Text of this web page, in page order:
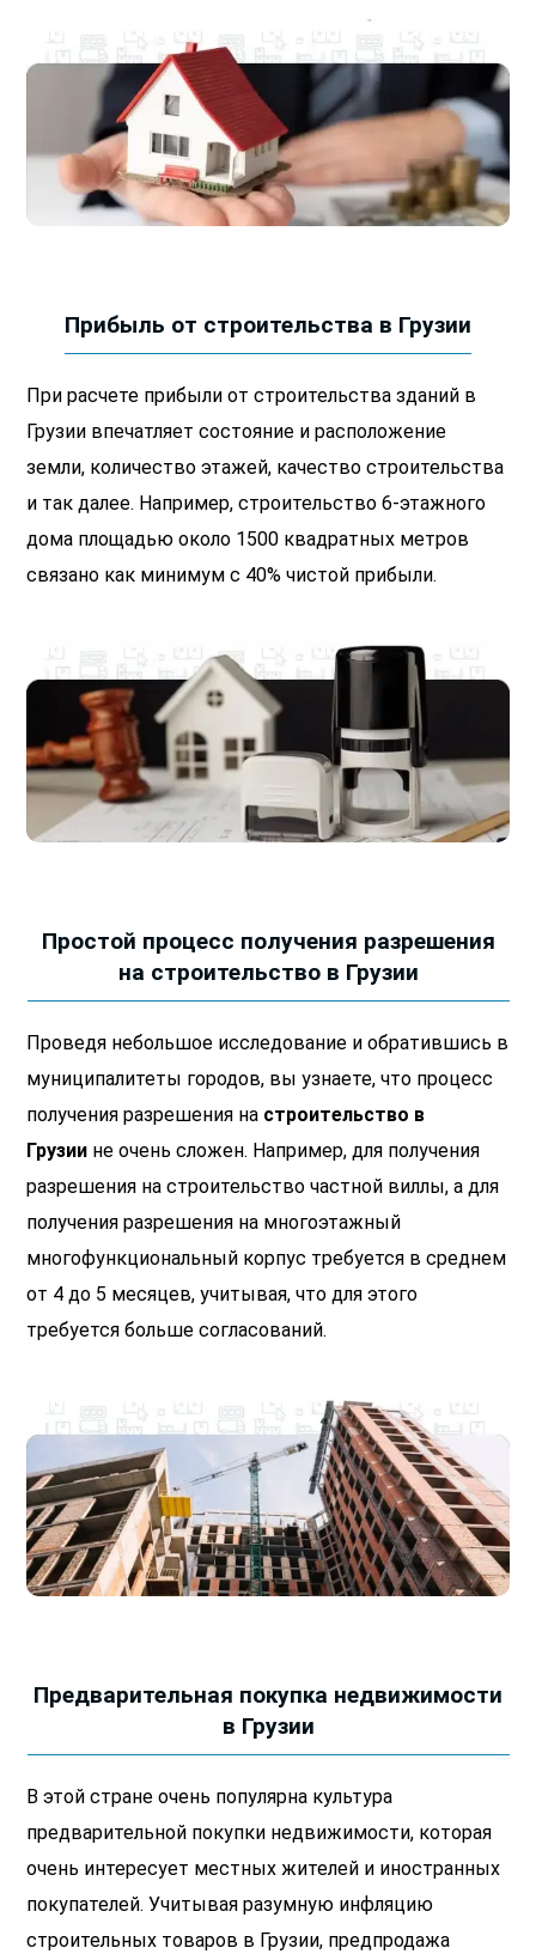
Прибыль от строительства в Грузии
При расчете прибыли от строительства зданий в
Грузии впечатляет состояние и расположение
земли, количество этажей, качество строительства
и так далее. Например, строительство 6-этажного
дома площадью около 1500 квадратных метров
связано как минимум с 40% чистой прибыли.
Простой процесс получения разрешения
на строительство в Грузии
Проведя небольшое исследование и обратившись в
муниципалитеты городов, вы узнаете, что процесс
получения разрешения на строительство в
Грузии не очень сложен. Например, для получения
разрешения на строительство частной виллы, а для
получения разрешения на многоэтажный
многофункциональный корпус требуется в среднем
от 4 до 5 месяцев, учитывая, что для этого
требуется больше согласований.
Предварительная покупка недвижимости
в Грузии
В этой стране очень популярна культура
предварительной покупки недвижимости, которая
очень интересует местных жителей и иностранных
покупателей. Учитывая разумную инфляцию
строительных товаров в Грузии, предпродажа